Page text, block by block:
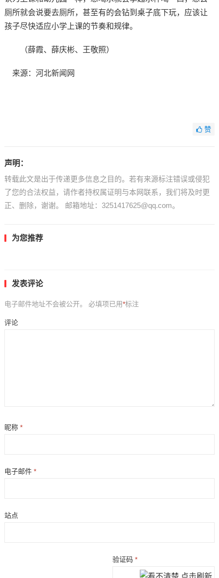
厕所就会说要去厕所，甚至有的会钻到桌子底下玩，应该让
孩子尽快适应小学上课的节奏和规律。
（薛霞、薛庆彬、王敬照）
来源：河北新闻网
赞
声明：
转载此文是出于传递更多信息之目的。若有来源标注错误或侵犯
了您的合法权益，请作者持权属证明与本网联系，我们将及时更
正、删除，谢谢。 邮箱地址：3251417625@qq.com。
为您推荐
发表评论
电子邮件地址不会被公开。 必填项已用*标注
评论
昵称 *
电子邮件 *
站点
验证码*